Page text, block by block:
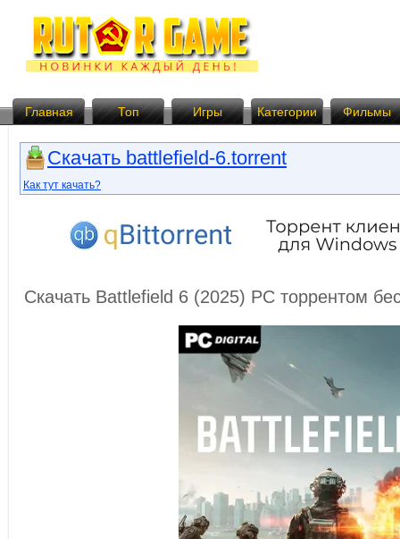
Главная Топ Игры Категории Фильмы
Скачать battlefield-6.torrent
Как тут качать?
Скачать Battlefield 6 (2025) PC торрентом